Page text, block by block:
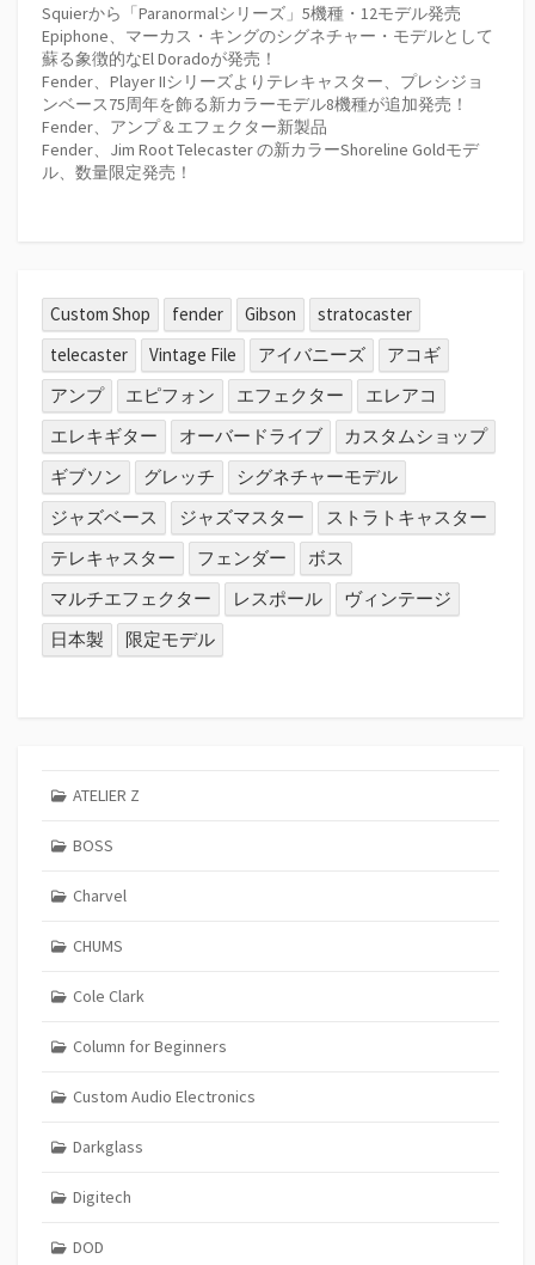
Squierから「Paranormalシリーズ」5機種・12モデル発売
Epiphone、マーカス・キングのシグネチャー・モデルとして
蘇る象徴的なEl Doradoが発売！
Fender、Player IIシリーズよりテレキャスター、プレシジョ
ンベース75周年を飾る新カラーモデル8機種が追加発売！
Fender、アンプ＆エフェクター新製品
Fender、Jim Root Telecaster の新カラーShoreline Goldモデ
ル、数量限定発売！
Custom Shop fender Gibson
stratocaster
telecaster
Vintage File アイバニーズ
アコギ
アンプ
エピフォン エフェクター
エレアコ
エレキギター
オーバードライブ
カスタムショップ
ギブソン
グレッチ
シグネチャーモデル
ジャズベース
ジャズマスター
ストラトキャスター
テレキャスター
フェンダー
ボス
マルチエフェクター
レスポール
ヴィンテージ
日本製
限定モデル
ATELIER Z
BOSS
Charvel
CHUMS
Cole Clark
Column for Beginners
Custom Audio Electronics
Darkglass
Digitech
DOD